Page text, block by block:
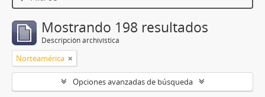
Mostrando 198 resultados
Descripción archivística
Norteamérica
Opciones avanzadas de búsqueda